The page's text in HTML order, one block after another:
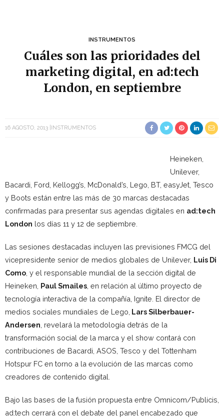
INSTRUMENTOS
Cuáles son las prioridades del
marketing digital, en ad:tech
London, en septiembre
16 AGOSTO, 2013 INSTRUMENTOS
Heineken,
Unilever,
Bacardi, Ford, Kellogg’s, McDonald’s, Lego, BT, easyJet, Tesco
y Boots están entre las más de 30 marcas destacadas
confirmadas para presentar sus agendas digitales en ad:tech
London los días 11 y 12 de septiembre.
Las sesiones destacadas incluyen las previsiones FMCG del
vicepresidente senior de medios globales de Unilever, Luis Di
Como , y el responsable mundial de la sección digital de
Heineken, Paul Smailes , en relación al último proyecto de
tecnología interactiva de la compañía, Ignite. El director de
medios sociales mundiales de Lego, Lars Silberbauer-
Andersen , revelará la metodología detrás de la
transformación social de la marca y el show contará con
contribuciones de Bacardi, ASOS, Tesco y del Tottenham
Hotspur FC en torno a la evolución de las marcas como
creadores de contenido digital.
Bajo las bases de la fusión propuesta entre Omnicom/Publicis,
ad:tech cerrará con el debate del panel encabezado que